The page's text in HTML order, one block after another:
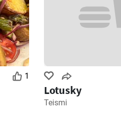
1
Lotusky
Teismi